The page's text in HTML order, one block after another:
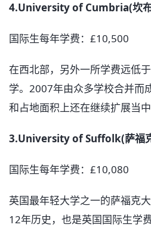
4.University of Cumbria(坎
国际生每年学费：£10,500
在西北部，另外一所学费远低
学。2007年由众多学校合并而
和占地面积上还在继续扩展当中
3.University of Suffolk(萨福
国际生每年学费：£10,080
英国最年轻大学之一的萨福克
12年历史，也是英国国际生学